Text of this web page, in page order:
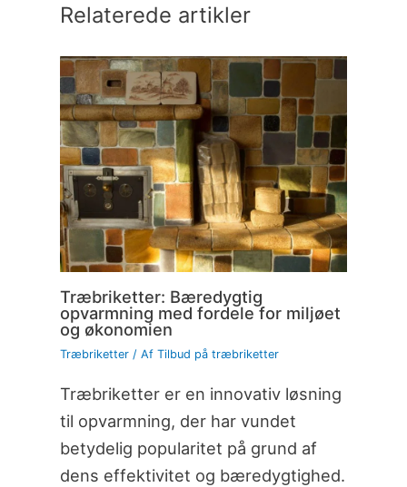
Relaterede artikler
Træbriketter: Bæredygtig
opvarmning med fordele for miljøet
og økonomien
Træbriketter/ Af Tilbud på træbriketter
Træbriketter er en innovativ løsning
til opvarmning, der har vundet
betydelig popularitet på grund af
dens effektivitet og bæredygtighed.